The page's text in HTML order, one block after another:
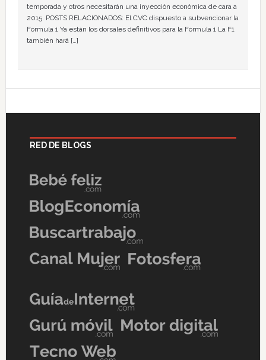
temporada y otros necesitarán una inyección económica de cara a
2015. POSTS RELACIONADOS: El CVC dispuesto a subvencionar la
Fórmula 1 Ya están los dorsales definitivos para la Fórmula 1 La F1
también hará […]
RED DE BLOGS